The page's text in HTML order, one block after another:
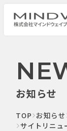
お知らせ
TOP お知らせ
サイトリニュ